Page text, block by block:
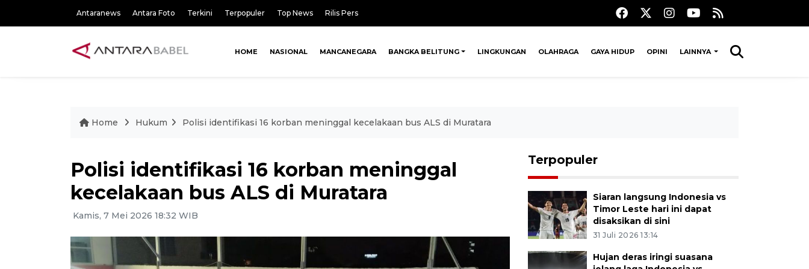
Antaranews Antara Foto Terkini Terpopuler Top News Rilis Pers
HOME NASIONAL MANCANEGARA BANGKA BELITUNG LINGKUNGAN OLAHRAGA GAYA HIDUP OPINI LAINNYA
Home Hukum Polisi identifikasi 16 korban meninggal kecelakaan bus ALS di Muratara
Polisi identifikasi 16 korban meninggal
kecelakaan bus ALS di Muratara
Kamis, 7 Mei 2026 18:32 WIB
Terpopuler
Siaran langsung Indonesia vs
Timor Leste hari ini dapat
disaksikan di sini
31 Juli 2026 13:14
Hujan deras iringi suasana